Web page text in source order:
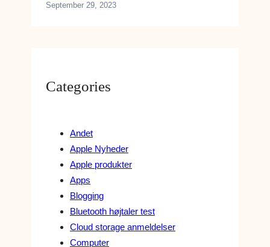
September 29, 2023
Categories
Andet
Apple Nyheder
Apple produkter
Apps
Blogging
Bluetooth højtaler test
Cloud storage anmeldelser
Computer